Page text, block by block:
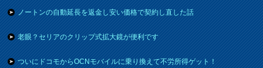
ノートンの自動延長を返金し安い価格で契約し直した話
老眼？セリアのクリップ式拡大鏡が便利です
ついにドコモからOCNモバイルに乗り換えて不労所得ゲット！